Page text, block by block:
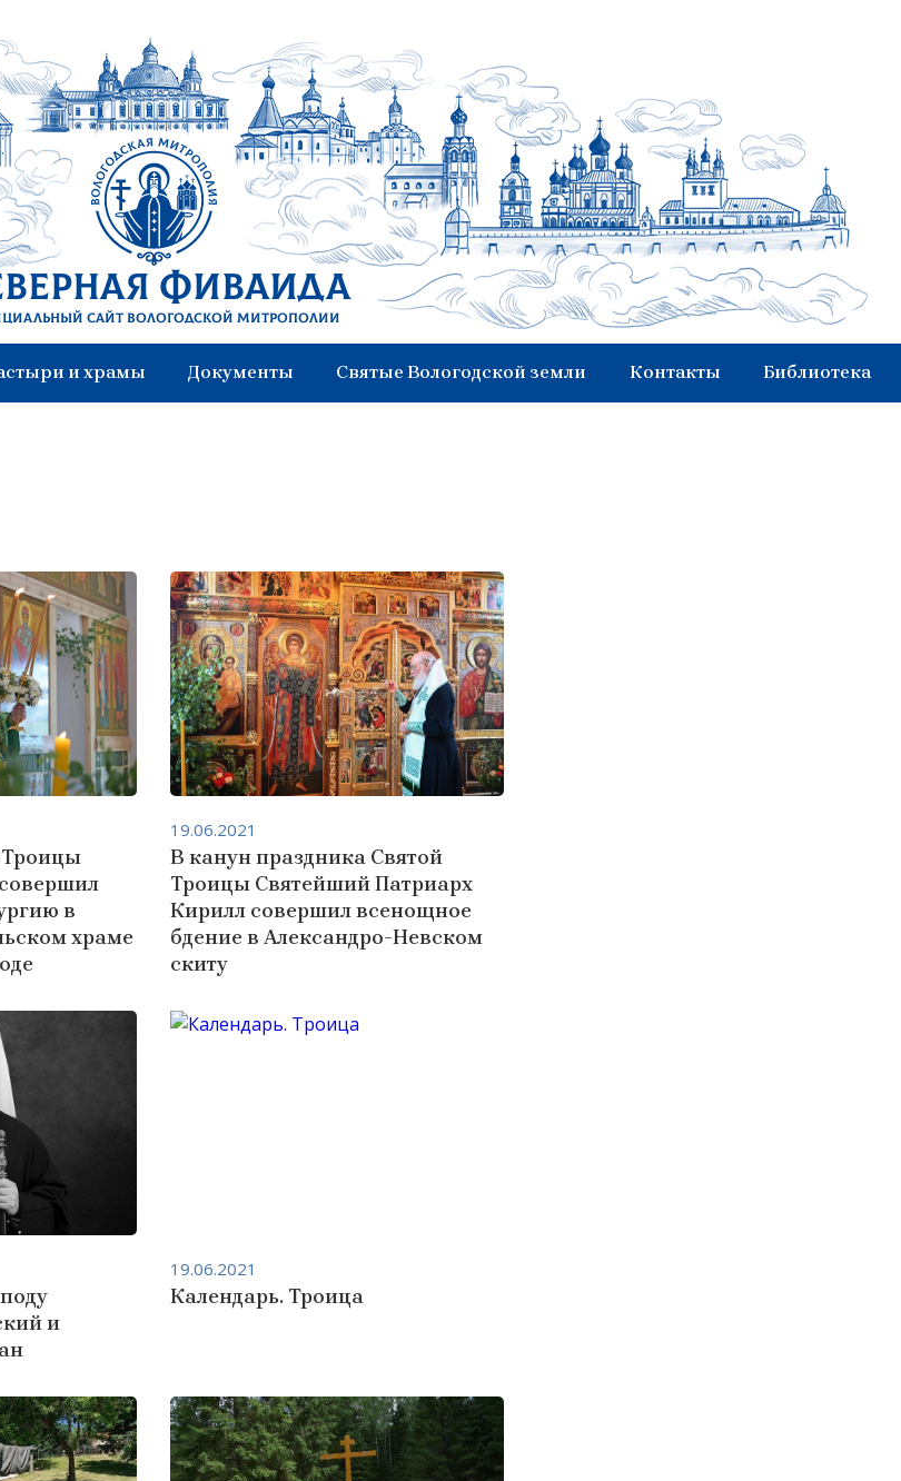
Фиваида
сайт Вологодской митрополии
и храмы Документы Святые Вологодской земли Контакты Библиотека
Троицы
в
храме
В канун праздника Святой
Троицы Святейший Патриарх
Кирилл совершил всенощное
бдение в Александро-Невском
скиту
19.06.2021
и
Календарь. Троица
19.06.2021